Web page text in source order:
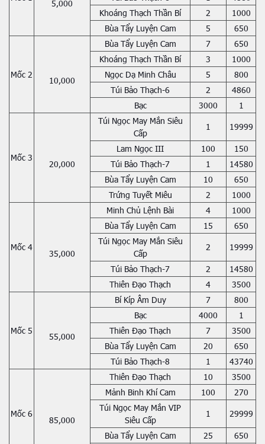
5,000
Khoáng Thạch Thần Bí
2
1000
Bùa Tẩy Luyện Cam
5 650
Mốc 2
10,000
Bùa Tẩy Luyện Cam 7
650
Khoáng Thạch Thần Bí
3
1000
Ngọc Dạ Minh Châu
5
800
Túi Bảo Thạch-6
2
4860
Bạc
3000 1
Mốc 3
20,000
Túi Ngọc May Mắn Siêu
Cấp
1 19999
Lam Ngọc III 100
150
Túi Bảo Thạch-7
1
14580
Bùa Tẩy Luyện Cam
10
650
Trứng Tuyết Miêu
2 1000
Mốc 4
35,000
Minh Chủ Lệnh Bài 4
1000
Bùa Tẩy Luyện Cam
15
650
Túi Ngọc May Mắn Siêu
Cấp
2 19999
Túi Bảo Thạch-7 2
14580
Thiên Đạo Thạch
4 3500
Mốc 5
55,000
Bí Kíp Âm Duy 7
800
Bạc
4000
1
Thiên Đạo Thạch
7
3500
Bùa Tẩy Luyện Cam
20
650
Túi Bảo Thạch-8
1 43740
Mốc 6
85,000
Thiên Đạo Thạch 10
3500
Mảnh Binh Khí Cam
100
270
Túi Ngọc May Mắn VIP
Siêu Cấp
1 29999
Bùa Tẩy Luyện Cam 25
650